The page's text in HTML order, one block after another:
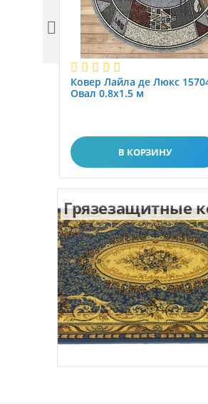
Ковер Лайла де Люкс
Овал 0.8x1.5 м
В КОРЗИНУ

Грязезащитные